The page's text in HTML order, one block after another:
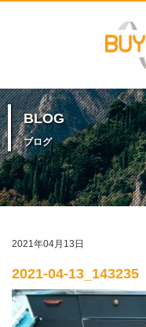
BLOG
ブログ
2021年04月13日
2021-04-13_143235